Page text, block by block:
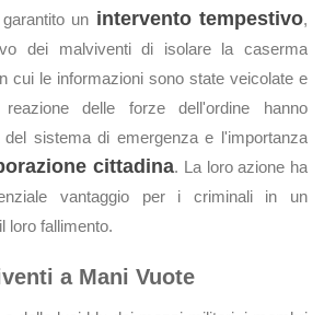
un intervento tempestivo,
dei malviventi di isolare la caserma
cui le informazioni sono state veicolate e
delle forze dell'ordine hanno
del sistema di emergenza e l'importanza
cittadina. La loro azione ha
vantaggio per i criminali in un
loro fallimento.
a Mani Vuote